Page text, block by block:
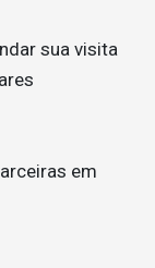
sua visita
em